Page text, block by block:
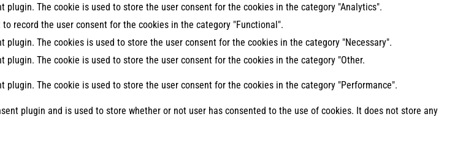
plugin. The cookie is used to store the user consent for the cookies in the category "Analytics".
to record the user consent for the cookies in the category "Functional".
plugin. The cookies is used to store the user consent for the cookies in the category "Necessary".
plugin. The cookie is used to store the user consent for the cookies in the category "Other.
plugin. The cookie is used to store the user consent for the cookies in the category "Performance".
plugin and is used to store whether or not user has consented to the use of cookies. It does not store any